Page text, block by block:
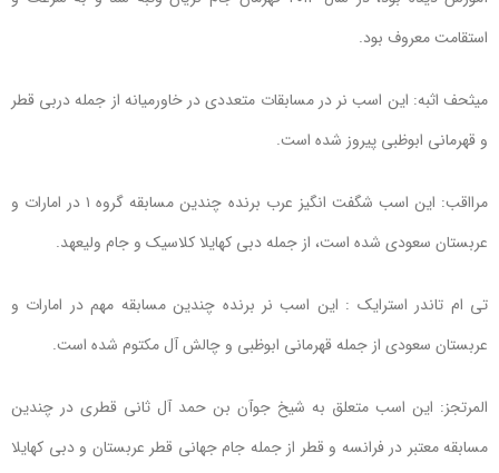
استقامت معروف بود.
میثحف اثبه: این اسب نر در مسابقات متعددی در خاورمیانه از جمله دربی قطر
و قهرمانی ابوظبی پیروز شده است.
مرااقب: این اسب شگفت انگیز عرب برنده چندین مسابقه گروه ۱ در امارات و
عربستان سعودی شده است، از جمله دبی کهایلا کلاسیک و جام ولیعهد.
تی ام تاندر استرایک : این اسب نر برنده چندین مسابقه مهم در امارات و
عربستان سعودی از جمله قهرمانی ابوظبی و چالش آل مکتوم شده است.
المرتجز: این اسب متعلق به شیخ جوآن بن حمد آل ثانی قطری در چندین
مسابقه معتبر در فرانسه و قطر از جمله جام جهانی قطر عربستان و دبی کهایلا